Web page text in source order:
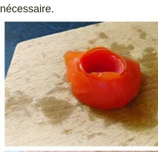
nécessaire.